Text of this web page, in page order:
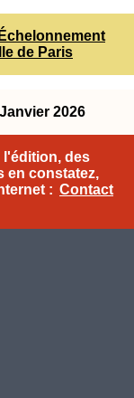
de Paris
2026
l'édition, des
en constatez,
: Contact